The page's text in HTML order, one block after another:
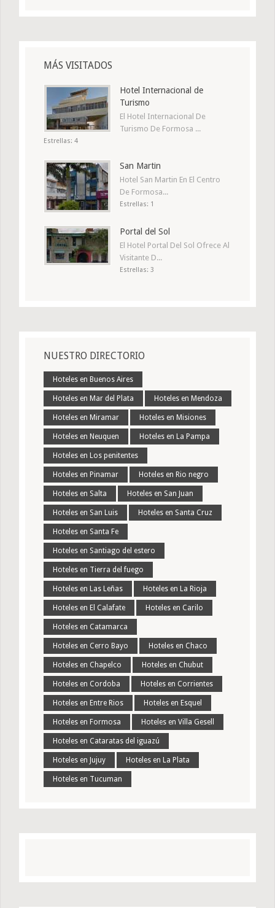
MÁS VISITADOS
Hotel Internacional de
Turismo
El Hotel Internacional De
Turismo De Formosa ...
Estrellas: 4
San Martin
Hotel San Martin En El Centro
De Formosa...
Estrellas: 1
Portal del Sol
El Hotel Portal Del Sol Ofrece Al
Visitante D...
Estrellas: 3
NUESTRO DIRECTORIO
Hoteles en Buenos Aires
Hoteles en Mar del Plata Hoteles en Mendoza
Hoteles en Miramar Hoteles en Misiones
Hoteles en Neuquen Hoteles en La Pampa
Hoteles en Los penitentes
Hoteles en Pinamar Hoteles en Rio negro
Hoteles en Salta Hoteles en San Juan
Hoteles en San Luis Hoteles en Santa Cruz
Hoteles en Santa Fe
Hoteles en Santiago del estero
Hoteles en Tierra del fuego
Hoteles en Las Leñas Hoteles en La Rioja
Hoteles en El Calafate Hoteles en Carilo
Hoteles en Catamarca
Hoteles en Cerro Bayo Hoteles en Chaco
Hoteles en Chapelco Hoteles en Chubut
Hoteles en Cordoba Hoteles en Corrientes
Hoteles en Entre Rios Hoteles en Esquel
Hoteles en Formosa Hoteles en Villa Gesell
Hoteles en Cataratas del iguazú
Hoteles en Jujuy Hoteles en La Plata
Hoteles en Tucuman